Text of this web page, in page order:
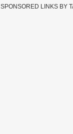
SPONSORED LINKS BY